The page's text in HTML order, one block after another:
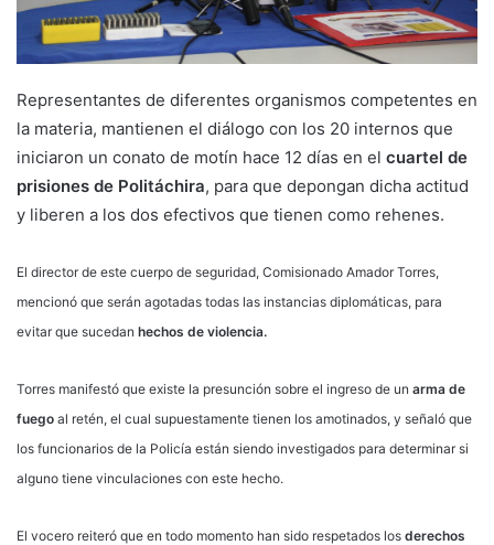
Representantes de diferentes organismos competentes en
la materia, mantienen el diálogo con los 20 internos que
iniciaron un conato de motín hace 12 días en el cuartel de
prisiones de Politáchira, para que depongan dicha actitud
y liberen a los dos efectivos que tienen como rehenes.
El director de este cuerpo de seguridad, Comisionado Amador Torres,
mencionó que serán agotadas todas las instancias diplomáticas, para
evitar que sucedan hechos de violencia.
Torres manifestó que existe la presunción sobre el ingreso de un arma de
fuego al retén, el cual supuestamente tienen los amotinados, y señaló que
los funcionarios de la Policía están siendo investigados para determinar si
alguno tiene vinculaciones con este hecho.
El vocero reiteró que en todo momento han sido respetados los derechos